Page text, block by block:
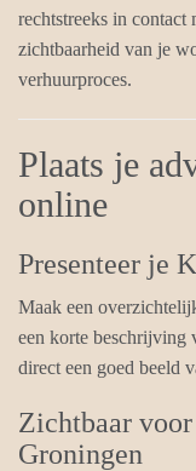
rechtstreeks in
zichtbaarheid van je
verhuurproces.
Plaats je
online
Presenteer je
Maak een
een korte beschrijving
direct een goed beeld
Zichtbaar
Groningen